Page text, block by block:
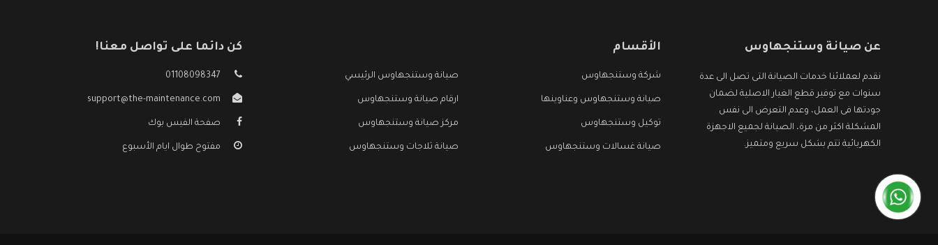
عن صيانة وستنجهاوس
نقدم لعملائنا خدمات الصيانة التى تصل الى عدة
سنوات مع توفير قطع الغيار الاصلية لضمان
جودتها فى العمل، وعدم التعرض الى نفس
المشكلة اكثر من مرة، الصيانة لجميع الاجهزة
الكهربائية تتم بشكل سريع ومتميز.
الأقسام
شركة وستنجهاوس صيانة وستنجهاوس الرئيسي
صيانة وستنجهاوس وعناوينها ارقام صيانة وستنجهاوس
توكيل وستنجهاوس مركز صيانة وستنجهاوس
صيانة غسالات وستنجهاوس صيانة ثلاجات وستنجهاوس
كن دائما على تواصل معنا!
01108098347
support@the-maintenance.com
صفحة الفيس بوك
مفتوح طوال ايام الأسبوع